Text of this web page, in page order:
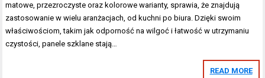
matowe, przezroczyste oraz kolorowe warianty, sprawia, że znajdują
zastosowanie w wielu aranżacjach, od kuchni po biura. Dzięki swoim
właściwościom, takim jak odporność na wilgoć i łatwość w utrzymaniu
czystości, panele szklane stają…
READ MORE